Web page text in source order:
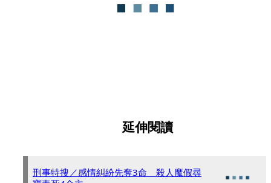
延伸閱讀
刑事特搜／感情糾紛先奪3命 殺人魔假尋